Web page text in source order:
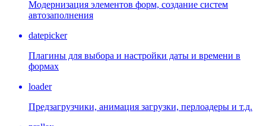
Модернизация элементов форм, создание систем
автозаполнения
datepicker
Плагины для выбора и настройки даты и времени в
формах
loader
Предзагрузчики, анимация загрузки, перлоадеры и т.д.